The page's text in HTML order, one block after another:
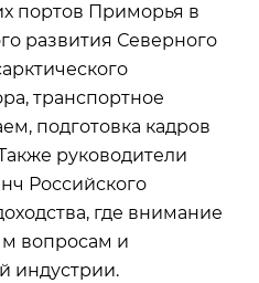
портов Приморья в
развития Северного
транспортное
подготовка кадров
руководители
Российского
где внимание
вопросам и
индустрии.